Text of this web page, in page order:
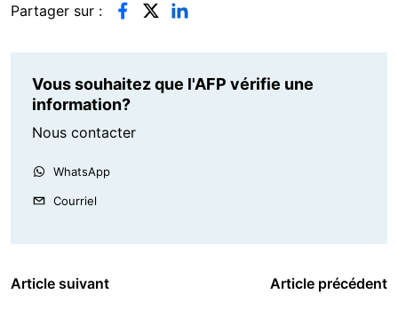
Partager sur :
Vous souhaitez que l'AFP vérifie une
information?
Nous contacter
WhatsApp
Courriel
Article suivant Article précédent